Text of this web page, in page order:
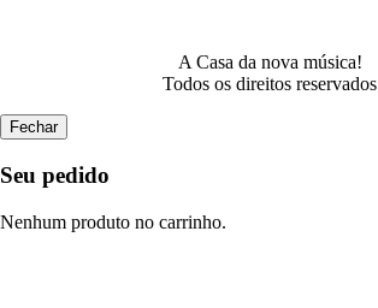
A Casa da nova música!
Todos os direitos reservados
Fechar
Seu pedido
Nenhum produto no carrinho.